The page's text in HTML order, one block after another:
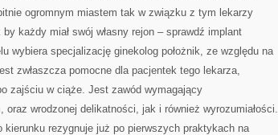
ogromnym miastem tak w związku z tym lekarzy
każdy miał swój własny rejon – sprawdź implant
wybiera specjalizację ginekolog położnik, ze względu na
zwłaszcza pomocne dla pacjentek tego lekarza,
zajściu w ciąże. Jest zawód wymagający
oraz wrodzonej delikatności, jak i również wyrozumiałości.
kierunku rezygnuje już po pierwszych praktykach na